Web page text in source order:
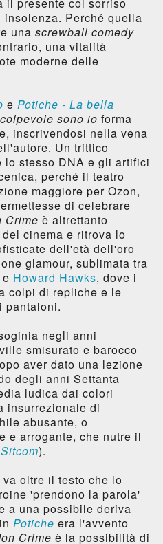
Perché quella
una screwball comedy
una vitalità
moderne delle
e Potiche - La bella
sono io forma
inscrivendosi nella vena
Un trittico
stesso DNA e gli artifici
perché il teatro
maggiore per Ozon,
di celebrare
Crime è altrettanto
cinema e ritrova lo
dell'età dell'oro
glamour, sublimata tra
e Howard Hawks, dove i
colpi di repliche e le
pantaloni.
negli anni
smisurato e barocco
aver dato una lezione
degli anni Settanta
ludica dai colori
insurrezionale di
abusante, o
e arrogante, che nutre il
Sitcom).
va oltre il testo che lo
'prendono la parola'
a una possibile deriva
Potiche era l'avvento
Crime è la possibilità di